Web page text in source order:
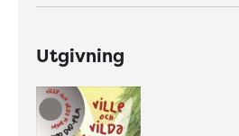
Utgivning